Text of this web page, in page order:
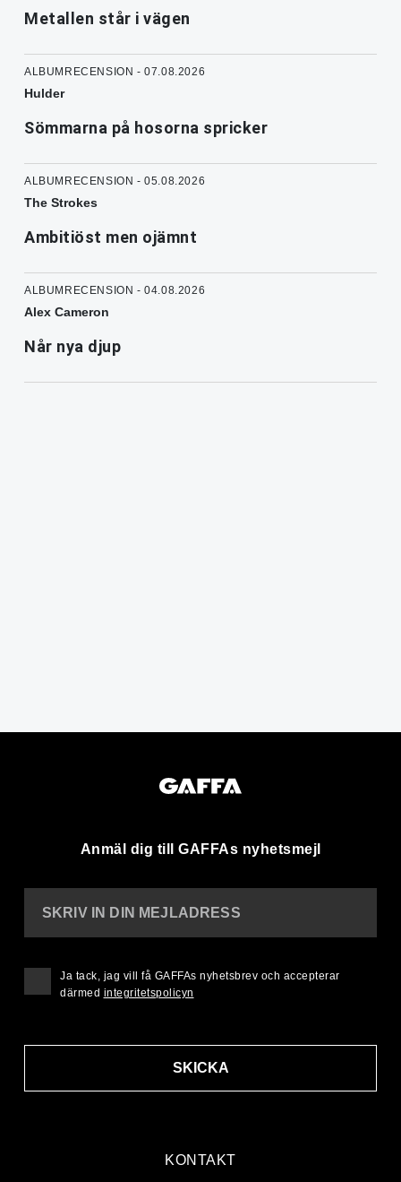
Metallen står i vägen
ALBUMRECENSION - 07.08.2026
Hulder
Sömmarna på hosorna spricker
ALBUMRECENSION - 05.08.2026
The Strokes
Ambitiöst men ojämnt
ALBUMRECENSION - 04.08.2026
Alex Cameron
Når nya djup
Anmäl dig till GAFFAs nyhetsmejl
KONTAKT
SKRIV IN DIN MEJLADRESS
SKICKA
Ja tack, jag vill få GAFFAs nyhetsbrev och accepterar
därmed integritetspolicyn